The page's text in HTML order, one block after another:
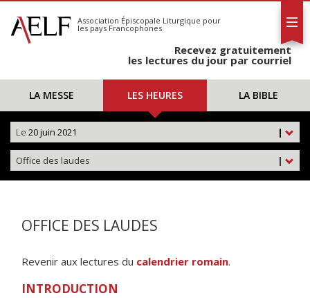
S'abonner
Calendrier
Association Épiscopale Liturgique pour
les pays Francophones
Recevez gratuitement
les lectures du jour par courriel
LA MESSE LES HEURES LA BIBLE
|
Le 20 juin 2021
|
Office des laudes
OFFICE DES LAUDES
Revenir aux lectures du calendrier romain.
INTRODUCTION